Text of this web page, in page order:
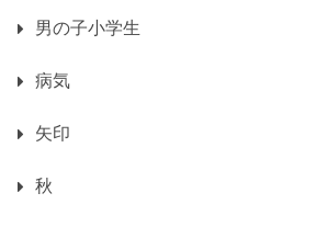
男の子小学生
病気
矢印
秋